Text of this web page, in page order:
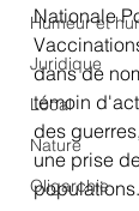
Humeur et
Juridique
Local
Nature
Oligarchie
Nationale
dans de
témoin
des
une prise
populations.